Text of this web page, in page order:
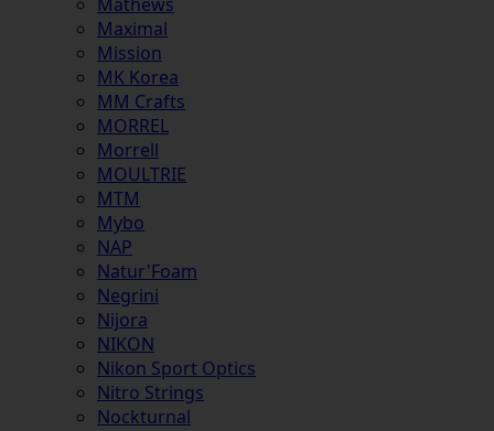
Maximal
Mission
MK Korea
MM Crafts
MORREL
Morrell
MOULTRIE
MTM
Mybo
NAP
Natur'Foam
Negrini
Nijora
NIKON
Nikon Sport Optics
Nitro Strings
Nockturnal